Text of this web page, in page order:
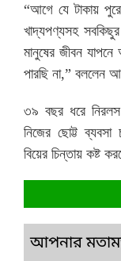
“আগে যে টাকায়
খাদ্যপণ্যসহ
মানুষের জীবন
পারছি না,” বললেন
৩৯ বছর ধরে
নিজের ছোট্ট ব্যবসা
বিয়ের চিন্তায় কষ্ট
আপনার